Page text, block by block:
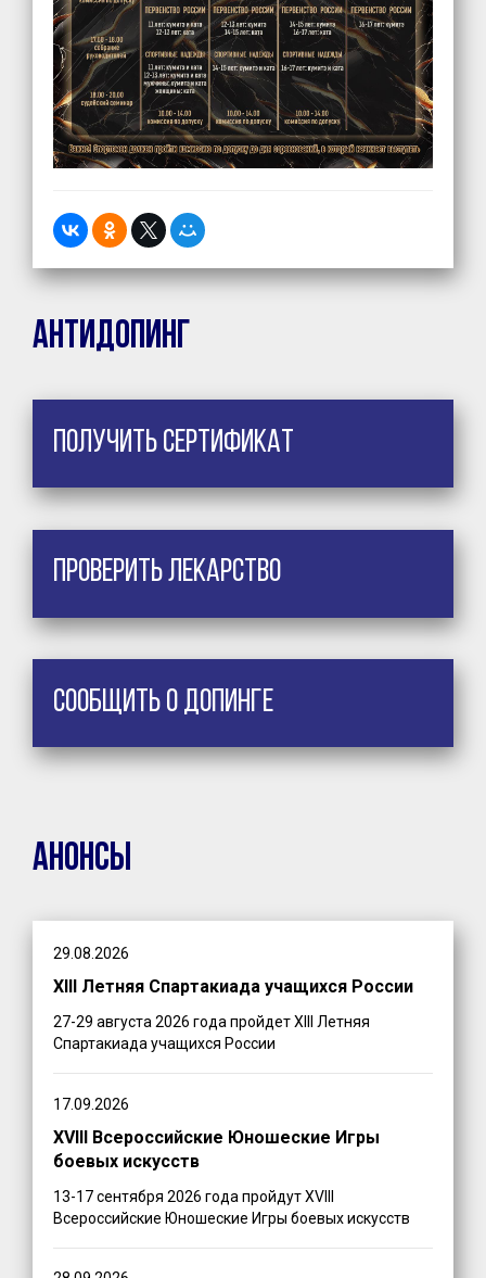
Антидопинг
Получить сертификат
Проверить лекарство
Сообщить о допинге
Анонсы
29.08.2026
XIII Летняя Спартакиада учащихся России
27-29 августа 2026 года пройдет XIII Летняя
Спартакиада учащихся России
17.09.2026
XVIII Всероссийские Юношеские Игры
боевых искусств
13-17 сентября 2026 года пройдут XVIII
Всероссийские Юношеские Игры боевых искусств